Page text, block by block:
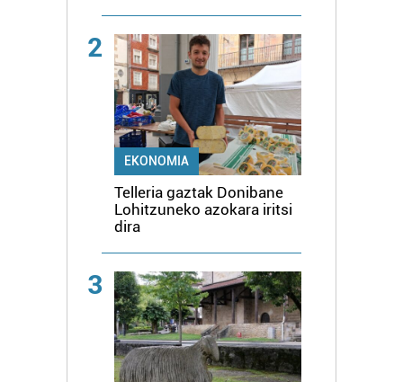
2
EKONOMIA
Telleria gaztak Donibane
Lohitzuneko azokara iritsi
dira
3